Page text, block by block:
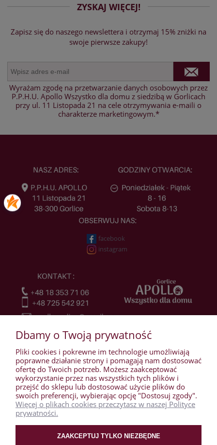
ZYSKAJ WIĘCEJ!
Zapisz się do naszego newslettera i otrzymaj 15% zniżki na
swoje pierwsze zakupy!
Wyrażam zgodę na przetwarzanie danych osobowych przez
P.P.H.U. Apollo Wszystko dla domu z siedzibą w Gorlicach
przy ul. 11 Listopada 21 na cele otrzymywania e-maili o
charakterze marketingowym.*
facebook
instagram
WARUNKI ZAKUPÓW
Dbamy o Twoją prywatność
Pliki cookies i pokrewne im technologie umożliwiają
poprawne działanie strony i pomagają nam dostosować
ofertę do Twoich potrzeb. Możesz zaakceptować
wykorzystanie przez nas wszystkich tych plików i
przejść do sklepu lub dostosować użycie plików do
swoich preferencji, wybierając opcję "Dostosuj zgody".
Więcej o plikach cookies przeczytasz w naszej Polityce
prywatności.
ZAAKCEPTUJ TYLKO NIEZBĘDNE